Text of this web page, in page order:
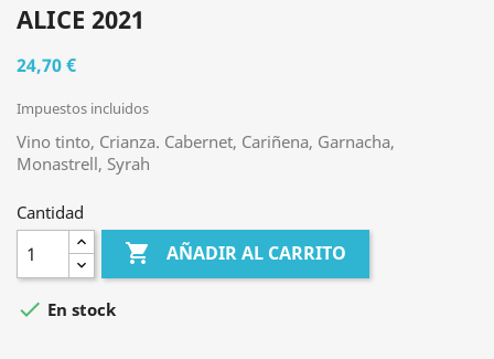
ALICE 2021
24,70 €
Impuestos incluidos
Vino tinto, Crianza. Cabernet, Cariñena, Garnacha,
Monastrell, Syrah
Cantidad
 AÑADIR AL CARRITO
 En stock